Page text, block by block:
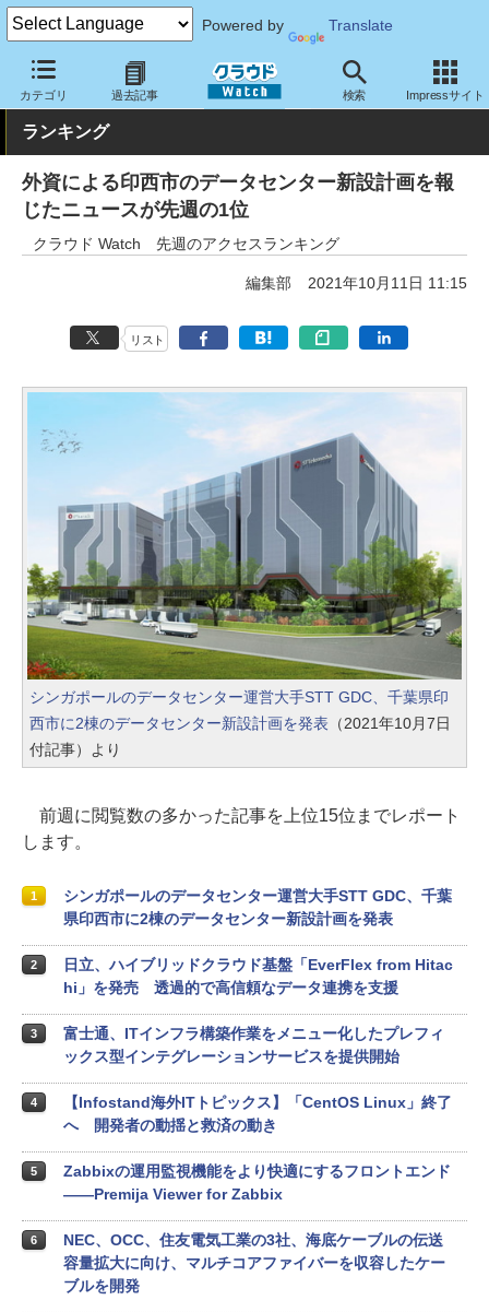
Powered by Translate
カテゴリ 過去記事 検索 Impressサイト
クラウド Watch トピック ランキング
ランキング
外資による印西市のデータセンター新設計画を報
じたニュースが先週の1位
クラウド Watch 先週のアクセスランキング
編集部 2021年10月11日 11:15
リスト
シンガポールのデータセンター運営大手STT GDC、千葉県印
西市に2棟のデータセンター新設計画を発表 （2021年10月7日
付記事）より
前週に閲覧数の多かった記事を上位15位までレポート
します。
1
シンガポールのデータセンター運営大手STT GDC、千葉
県印西市に2棟のデータセンター新設計画を発表
2
日立、ハイブリッドクラウド基盤「EverFlex from Hitac
hi」を発売 透過的で高信頼なデータ連携を支援
3
富士通、ITインフラ構築作業をメニュー化したプレフィ
ックス型インテグレーションサービスを提供開始
4
【Infostand海外ITトピックス】「CentOS Linux」終了
へ 開発者の動揺と救済の動き
5
Zabbixの運用監視機能をより快適にするフロントエンド
――Premija Viewer for Zabbix
6
NEC、OCC、住友電気工業の3社、海底ケーブルの伝送
容量拡大に向け、マルチコアファイバーを収容したケー
ブルを開発